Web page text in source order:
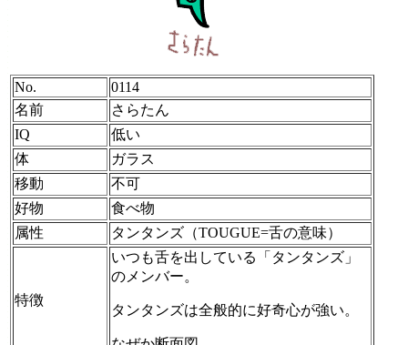
No.
0114
名前
さらたん
IQ
低い
体
ガラス
移動
不可
好物
食べ物
属性
タンタンズ（TOUGUE=舌の意味）
特徴
いつも舌を出している「タンタンズ」
のメンバー。
タンタンズは全般的に好奇心が強い。